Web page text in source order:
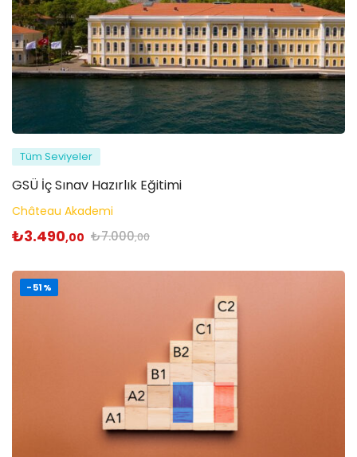
Tüm Seviyeler
GSÜ İç Sınav Hazırlık Eğitimi
Château Akademi
₺3.490,00 ₺7.000,00
-51%